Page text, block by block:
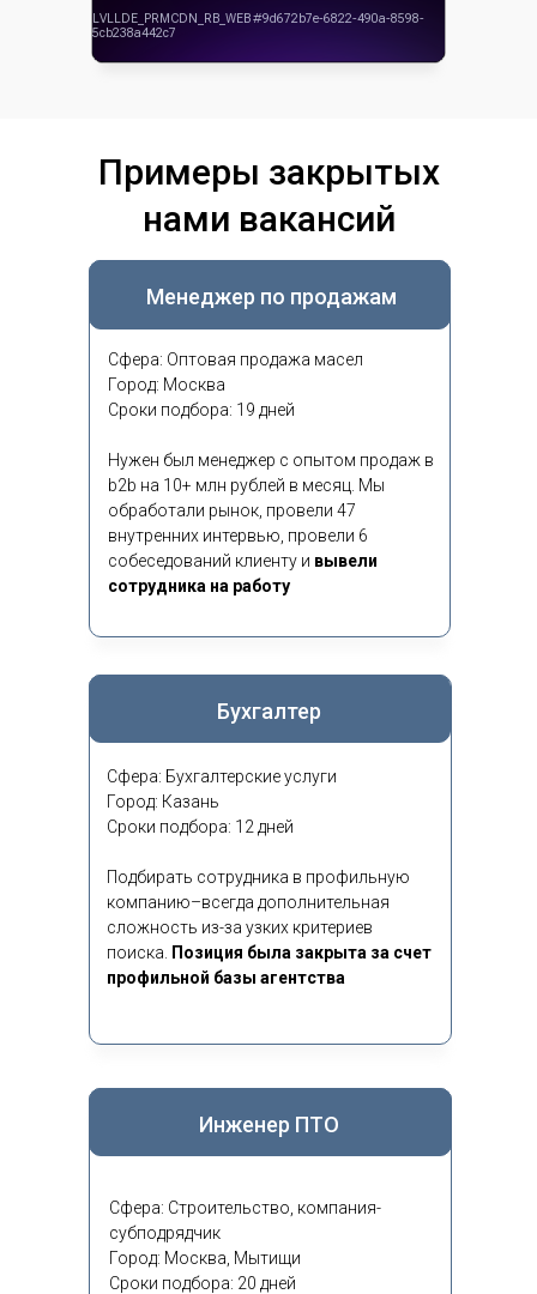
Примеры закрытых
нами вакансий
Менеджер по продажам
Сфера: Оптовая продажа масел
Город: Москва
Сроки подбора: 19 дней
Нужен был менеджер с опытом продаж в
b2b на 10+ млн рублей в месяц. Мы
обработали рынок, провели 47
внутренних интервью, провели 6
собеседований клиенту и вывели
сотрудника на работу
Бухгалтер
Сфера: Бухгалтерские услуги
Город: Казань
Сроки подбора: 12 дней
Подбирать сотрудника в профильную
компанию–всегда дополнительная
сложность из-за узких критериев
поиска.
Позиция была закрыта за счет
профильной базы агентства
Инженер ПТО
Сфера: Строительство, компания-
субподрядчик
Город: Москва, Мытищи
Сроки подбора: 20 дней